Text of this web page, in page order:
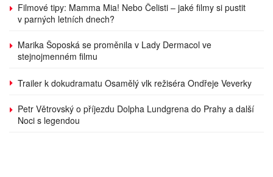
Filmové tipy: Mamma Mia! Nebo Čelisti – jaké filmy si pustit
v parných letních dnech?
Marika Šoposká se proměnila v Lady Dermacol ve
stejnojmenném filmu
Trailer k dokudramatu Osamělý vlk režiséra Ondřeje Veverky
Petr Větrovský o příjezdu Dolpha Lundgrena do Prahy a další
Noci s legendou